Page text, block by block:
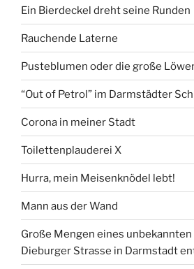
Ein Bierdeckel dreht seine Runden
Rauchende Laterne
Pusteblumen oder die große
“Out of Petrol” im Darmstädter
Corona in meiner Stadt
Toilettenplauderei X
Hurra, mein Meisenknödel lebt!
Mann aus der Wand
Große Mengen eines
Dieburger Strasse in Darmstadt